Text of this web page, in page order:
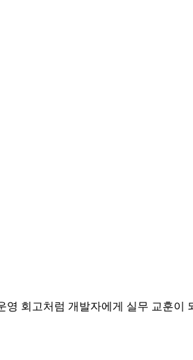
영 회고처럼 개발자에게 실무 교훈이